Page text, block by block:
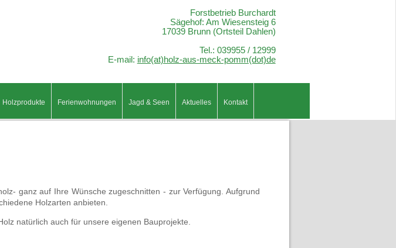
Forstbetrieb Burchardt
Sägehof: Am Wiesensteig 6
17039 Brunn (Ortsteil Dahlen)
Tel.: 039955 / 12999
E-mail: info(at)holz-aus-meck-pomm(dot)de
Holzprodukte Ferienwohnungen Jagd & Seen Aktuelles Kontakt
ganz auf Ihre Wünsche zugeschnitten - zur Verfügung. Aufgrund
Holzarten anbieten.
natürlich auch für unsere eigenen Bauprojekte.